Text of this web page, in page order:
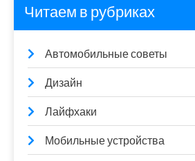
Читаем в рубриках
Автомобильные советы
Дизайн
Лайфхаки
Мобильные устройства